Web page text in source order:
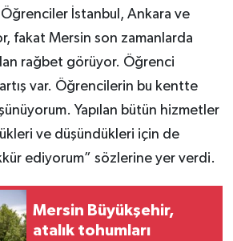
İstanbul, Ankara ve
fakat Mersin son zamanlarda
rağbet görüyor. Öğrenci
var. Öğrencilerin bu kentte
Yapılan bütün hizmetler
ve düşündükleri için de
ediyorum” sözlerine yer verdi.
Mersin Büyükşehir,
atalık tohumları